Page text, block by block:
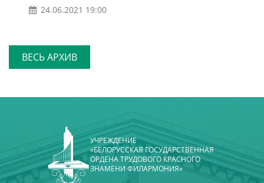
24.06.2021 19:00
ВЕСЬ АРХИВ
УЧРЕЖДЕНИЕ
«БЕЛОРУССКАЯ ГОСУДАРСТВЕННАЯ
ОРДЕНА ТРУДОВОГО КРАСНОГО
ЗНАМЕНИ ФИЛАРМОНИЯ»